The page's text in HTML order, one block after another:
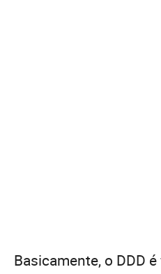
Basicamente, o DDD